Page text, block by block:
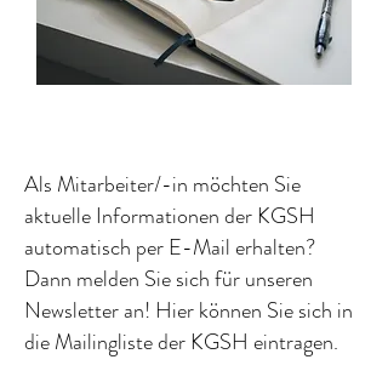
Als Mitarbeiter/-in möchten Sie
aktuelle Informationen der KGSH
automatisch per E-Mail erhalten?
Dann melden Sie sich für unseren
Newsletter an! Hier können Sie sich in
die Mailingliste der KGSH eintragen.